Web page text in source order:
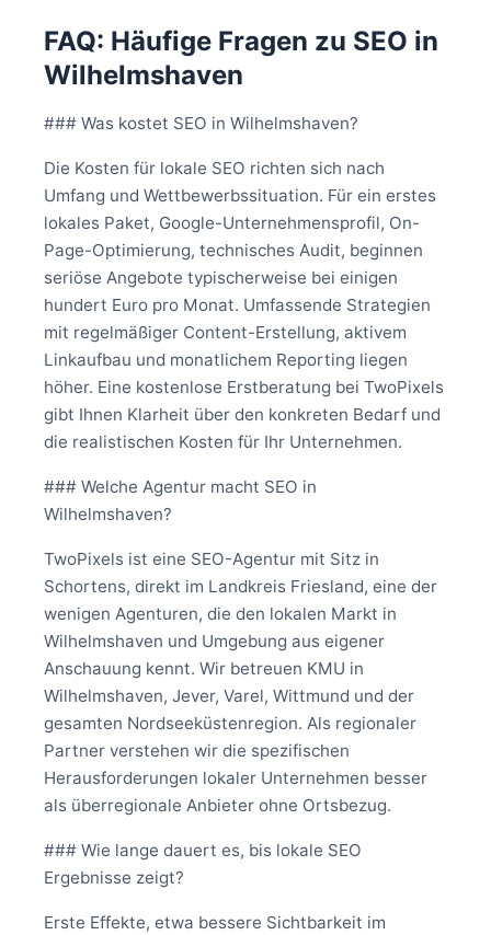
FAQ: Häufige Fragen zu SEO in
Wilhelmshaven
### Was kostet SEO in Wilhelmshaven?
Die Kosten für lokale SEO richten sich nach
Umfang und Wettbewerbssituation. Für ein erstes
lokales Paket, Google-Unternehmensprofil, On-
Page-Optimierung, technisches Audit, beginnen
seriöse Angebote typischerweise bei einigen
hundert Euro pro Monat. Umfassende Strategien
mit regelmäßiger Content-Erstellung, aktivem
Linkaufbau und monatlichem Reporting liegen
höher. Eine kostenlose Erstberatung bei TwoPixels
gibt Ihnen Klarheit über den konkreten Bedarf und
die realistischen Kosten für Ihr Unternehmen.
### Welche Agentur macht SEO in
Wilhelmshaven?
TwoPixels ist eine SEO-Agentur mit Sitz in
Schortens, direkt im Landkreis Friesland, eine der
wenigen Agenturen, die den lokalen Markt in
Wilhelmshaven und Umgebung aus eigener
Anschauung kennt. Wir betreuen KMU in
Wilhelmshaven, Jever, Varel, Wittmund und der
gesamten Nordseeküstenregion. Als regionaler
Partner verstehen wir die spezifischen
Herausforderungen lokaler Unternehmen besser
als überregionale Anbieter ohne Ortsbezug.
### Wie lange dauert es, bis lokale SEO
Ergebnisse zeigt?
Erste Effekte, etwa bessere Sichtbarkeit im